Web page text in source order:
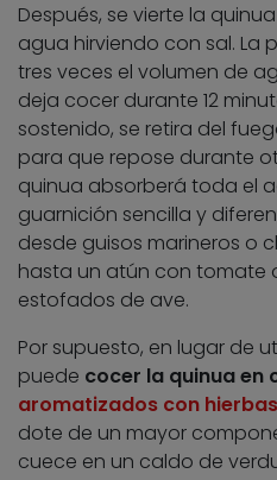
Después, se vierte la
agua hirviendo con sal. La
tres veces el volumen de
deja cocer durante 12
sostenido, se retira del
para que repose durante
quinua absorberá toda el
guarnición sencilla y
desde guisos marineros o
hasta un atún con tomate
estofados de ave.
Por supuesto, en lugar de
puede cocer la quinua en
aromatizados con hierbas
dote de un mayor
cuece en un caldo de